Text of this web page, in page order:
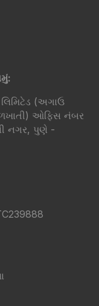
(અગાઉ
ઓફિસ નંબર
નગર, પુણે -